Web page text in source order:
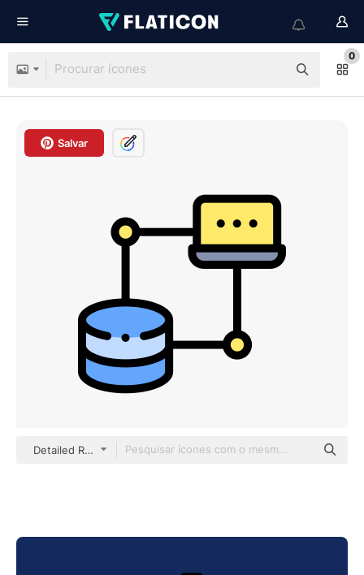
0
Salvar
Detailed Rounded Lineal color